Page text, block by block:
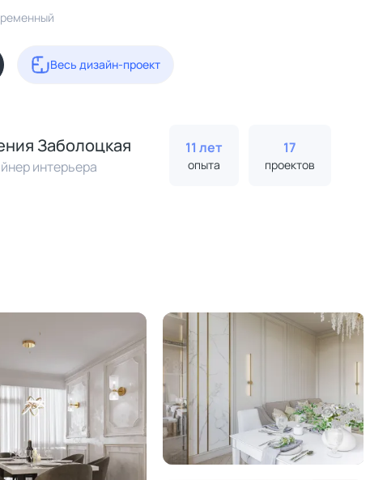
Весь дизайн-проект
Заболоцкая
интерьера
11 лет
опыта
17
проектов